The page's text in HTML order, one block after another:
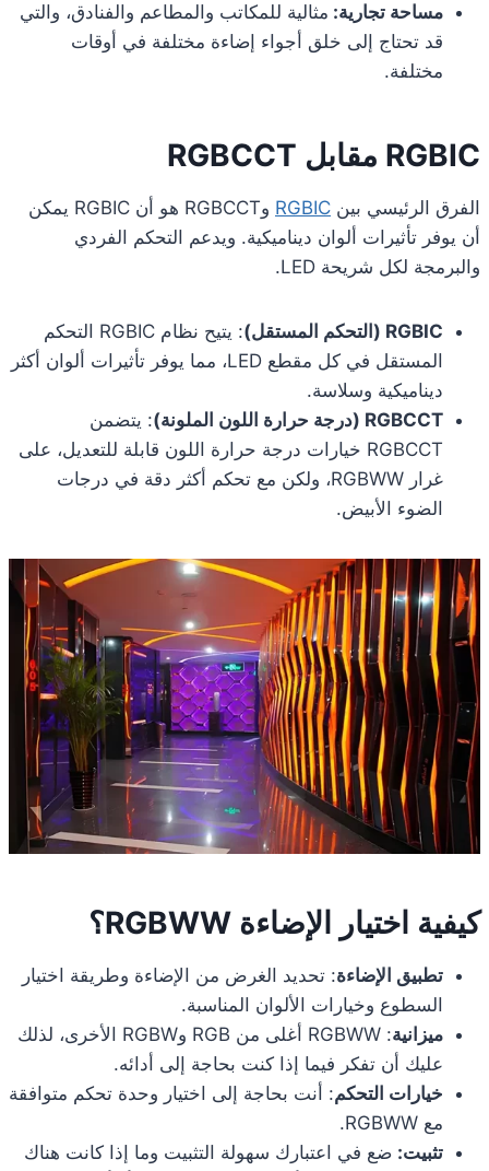
مساحة تجارية: مثالية للمكاتب والمطاعم والفنادق، والتي
قد تحتاج إلى خلق أجواء إضاءة مختلفة في أوقات
مختلفة.
RGBIC مقابل RGBCCT
الفرق الرئيسي بين RGBIC
وRGBCCT هو أن RGBIC يمكن
أن يوفر تأثيرات ألوان ديناميكية. ويدعم التحكم الفردي
والبرمجة لكل شريحة LED.
RGBIC (التحكم المستقل)
: يتيح نظام RGBIC التحكم
المستقل في كل مقطع LED، مما يوفر تأثيرات ألوان أكثر
ديناميكية وسلاسة.
RGBCCT (درجة حرارة اللون الملونة)
: يتضمن
RGBCCT خيارات درجة حرارة اللون قابلة للتعديل، على
غرار RGBWW، ولكن مع تحكم أكثر دقة في درجات
الضوء الأبيض.
كيفية اختيار الإضاءة RGBWW؟
تطبيق الإضاءة: تحديد الغرض من الإضاءة وطريقة اختيار
السطوع وخيارات الألوان المناسبة.
ميزانية
: RGBWW أغلى من RGB وRGBW الأخرى، لذلك
عليك أن تفكر فيما إذا كنت بحاجة إلى أدائه.
خيارات التحكم: أنت بحاجة إلى اختيار وحدة تحكم متوافقة
مع RGBWW.
تثبيت: ضع في اعتبارك سهولة التثبيت وما إذا كانت هناك